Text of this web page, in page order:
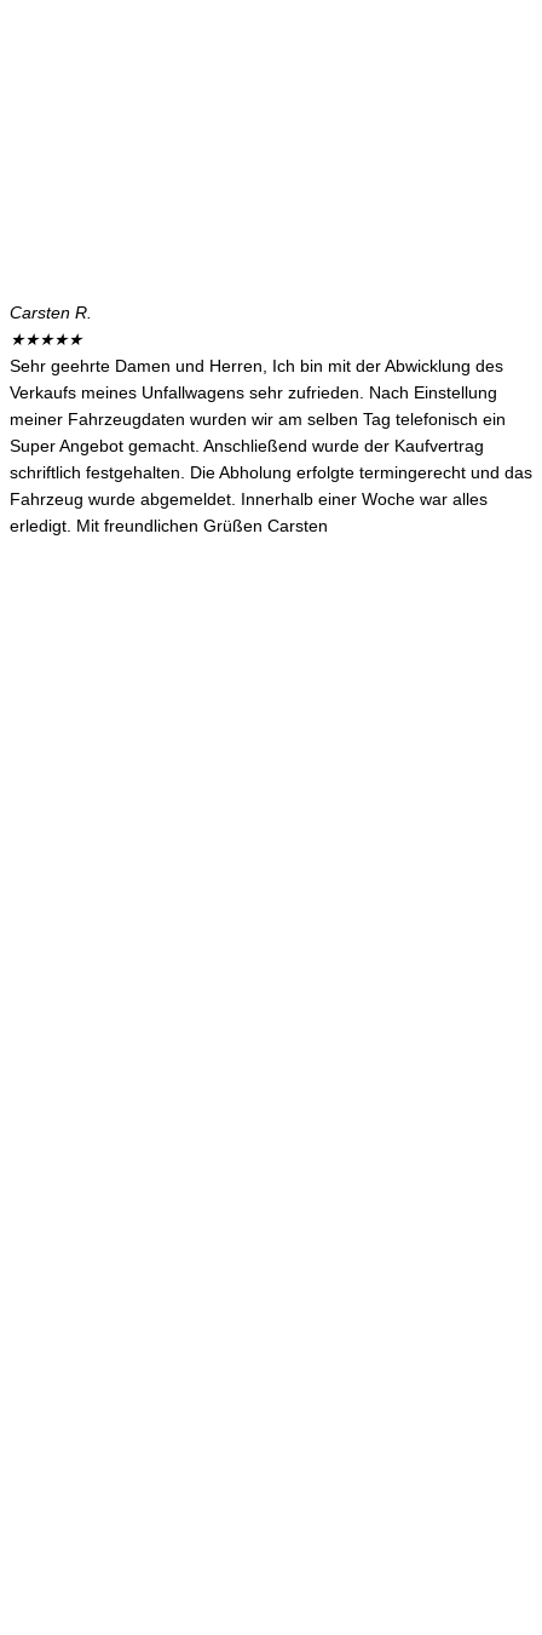
Carsten R.
★★★★★
Sehr geehrte Damen und Herren, Ich bin mit der Abwicklung des
Verkaufs meines Unfallwagens sehr zufrieden. Nach Einstellung
meiner Fahrzeugdaten wurden wir am selben Tag telefonisch ein
Super Angebot gemacht. Anschließend wurde der Kaufvertrag
schriftlich festgehalten. Die Abholung erfolgte termingerecht und das
Fahrzeug wurde abgemeldet. Innerhalb einer Woche war alles
erledigt. Mit freundlichen Grüßen Carsten